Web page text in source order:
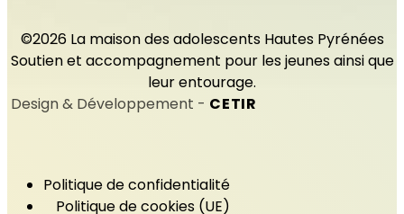
©2026 La maison des adolescents Hautes Pyrénées
Soutien et accompagnement pour les jeunes ainsi que
leur entourage.
Design & Développement - CETIR
Politique de confidentialité
Politique de cookies (UE)